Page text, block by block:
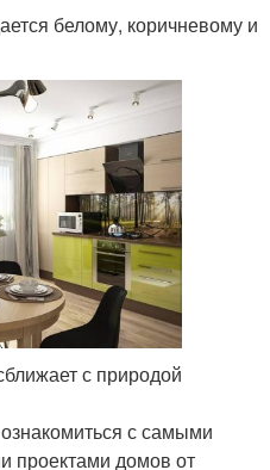
белому, коричневому и
с природой
с самыми
проектами домов от